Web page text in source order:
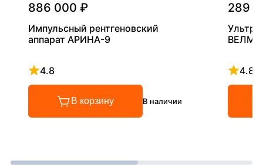
886 000 ₽
Импульсный рентгеновский
аппарат АРИНА-9
4.8
Рейтинг 4.8 из 5
В корзину В наличии
289
4.8